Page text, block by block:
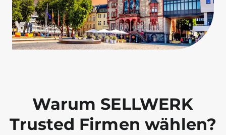
Warum SELLWERK
Trusted Firmen wählen?